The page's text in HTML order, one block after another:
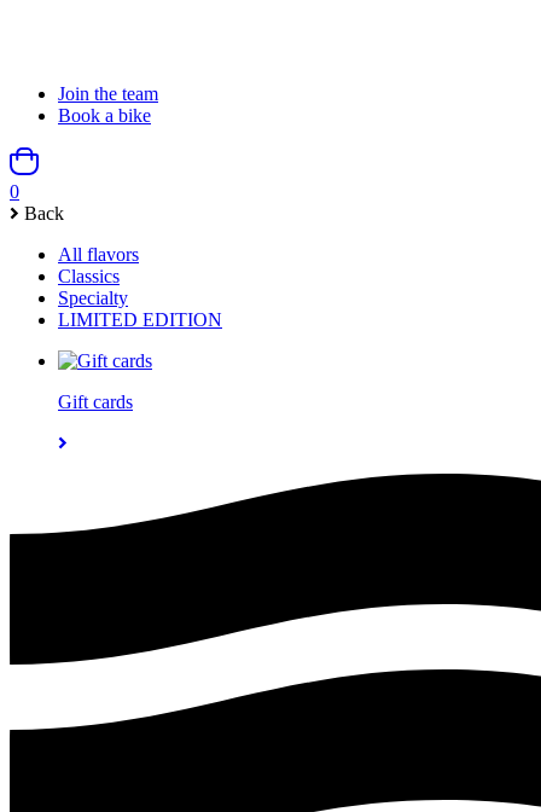
Join the team
Book a bike
0
Back
All flavors
Classics
Specialty
LIMITED EDITION
Gift cards